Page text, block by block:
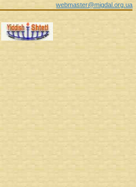
webmaster@migdal.org.ua